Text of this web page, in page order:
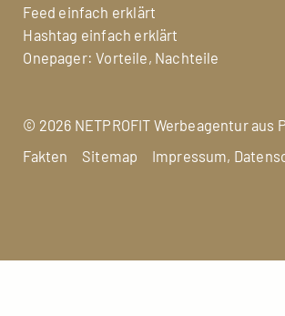
Feed einfach erklärt
Hashtag einfach erklärt
Onepager: Vorteile, Nachteile
© 2026 NETPROFIT Werbeagentur aus
Fakten
Sitemap Impressum,